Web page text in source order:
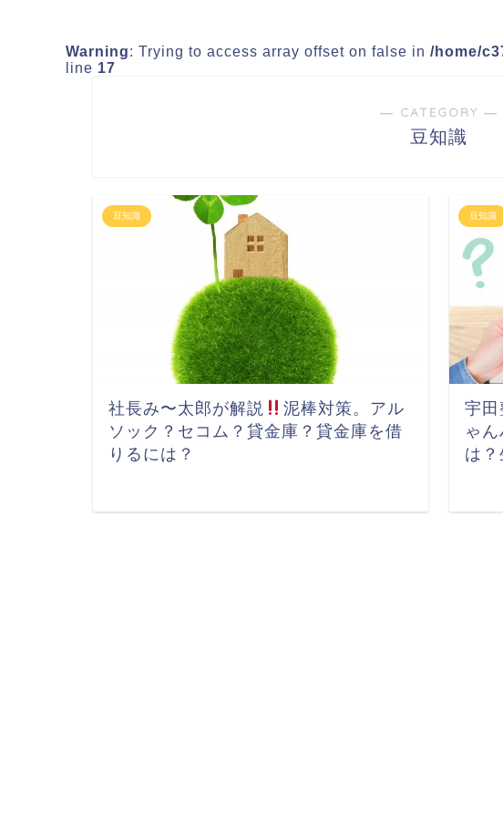
Warning: Trying to access array offset on false in /home/
line 17
― CATEGORY ―
豆知識
豆知識
社長み〜太郎が解説
泥棒対策。アル
ソック？セコム？貸金庫？貸金庫を借
りるには？
豆知識
宇田
ゃ
は？